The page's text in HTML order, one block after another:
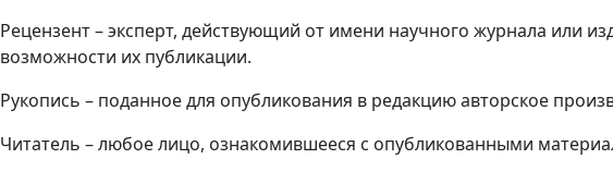
Рецензент – эксперт, действующий от имени научного журнала или
возможности их публикации.
Рукопись – поданное для опубликования в редакцию авторское
Читатель – любое лицо, ознакомившееся с опубликованными